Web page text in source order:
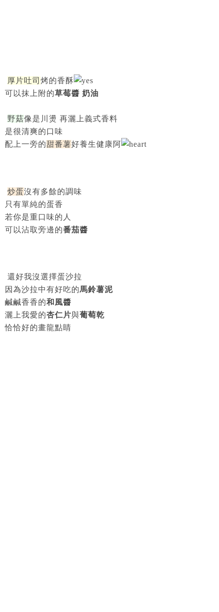
厚片吐司 烤的香酥
可以抹上附的草莓醬 奶油
野菇像是川燙 再灑上義式香料
是很清爽的口味
配上一旁的甜番薯好養生健康阿
炒蛋沒有多餘的調味
只有單純的蛋香
若你是重口味的人
可以沾取旁邊的番茄醬
還好我沒選擇蛋沙拉
因為沙拉中有好吃的馬鈴薯泥
鹹鹹香香的和風醬
灑上我愛的杏仁片與葡萄乾
恰恰好的畫龍點睛